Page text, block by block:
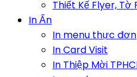
Thiết Kế Flyer, Tờ
In Ấn
In menu thực đơn
In Card Visit
In Thiệp Mời